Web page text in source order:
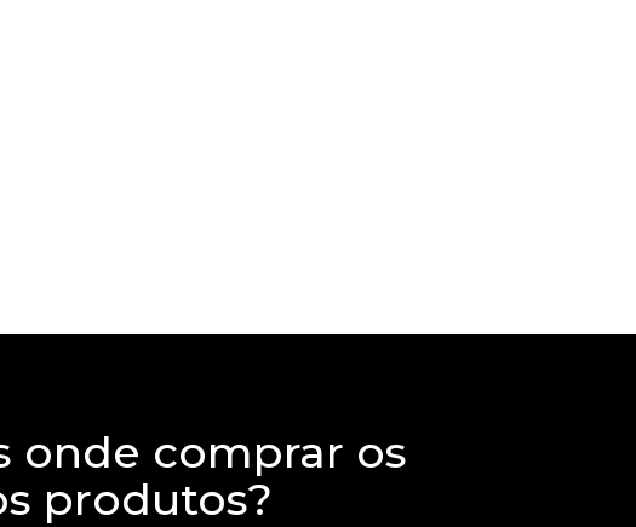
onde comprar os
produtos?